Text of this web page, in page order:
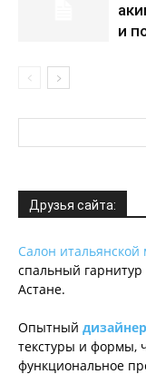
и
Друзья сайта:
Салон
спальный гарнитур
Астане.
Опытный
текстуры и формы,
функциональное